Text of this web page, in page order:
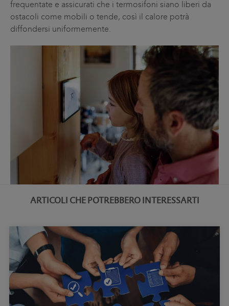
frequentate e assicurati che i termosifoni siano liberi da
ostacoli come mobili o tende, così il calore potrà
diffondersi uniformemente.
ARTICOLI CHE POTREBBERO INTERESSARTI